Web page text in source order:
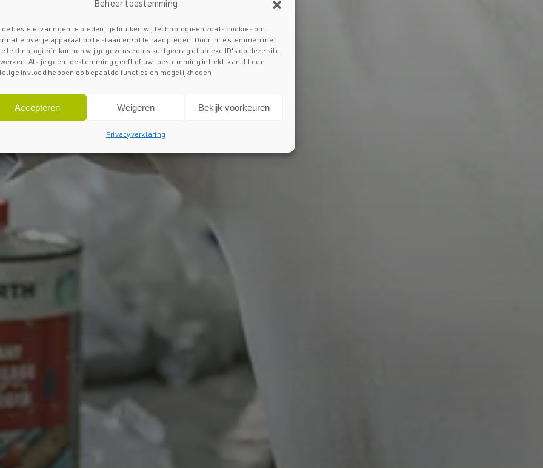
Beheer toestemming
de beste ervaringen te bieden, gebruiken wij technologieën zoals cookies om
over je apparaat op te slaan en/of te raadplegen. Door in te stemmen met
technologieën kunnen wij gegevens zoals surfgedrag of unieke ID's op deze site
Als je geen toestemming geeft of uw toestemming intrekt, kan dit een
invloed hebben op bepaalde functies en mogelijkheden.
Accepteren Weigeren Bekijk voorkeuren
Privacyverklaring